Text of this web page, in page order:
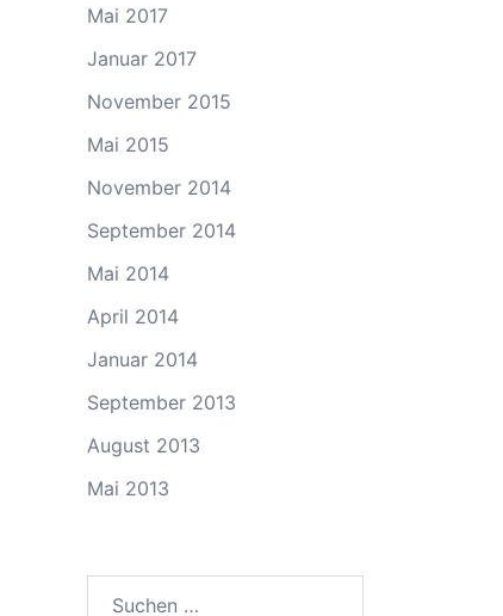
Mai 2017
Januar 2017
November 2015
Mai 2015
November 2014
September 2014
Mai 2014
April 2014
Januar 2014
September 2013
August 2013
Mai 2013